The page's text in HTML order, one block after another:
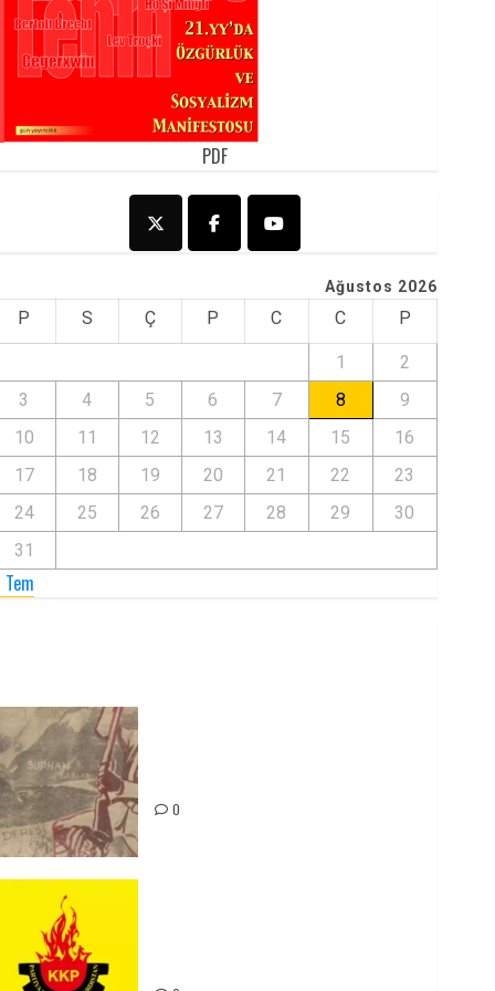
PDF
Ağustos 2026
P S Ç P C C P
1
2
3
4 5 6 7 8
9
10
11 12 13 14 15
16
17
18 19 20 21 22
23
24
25 26 27 28 29
30
31
0